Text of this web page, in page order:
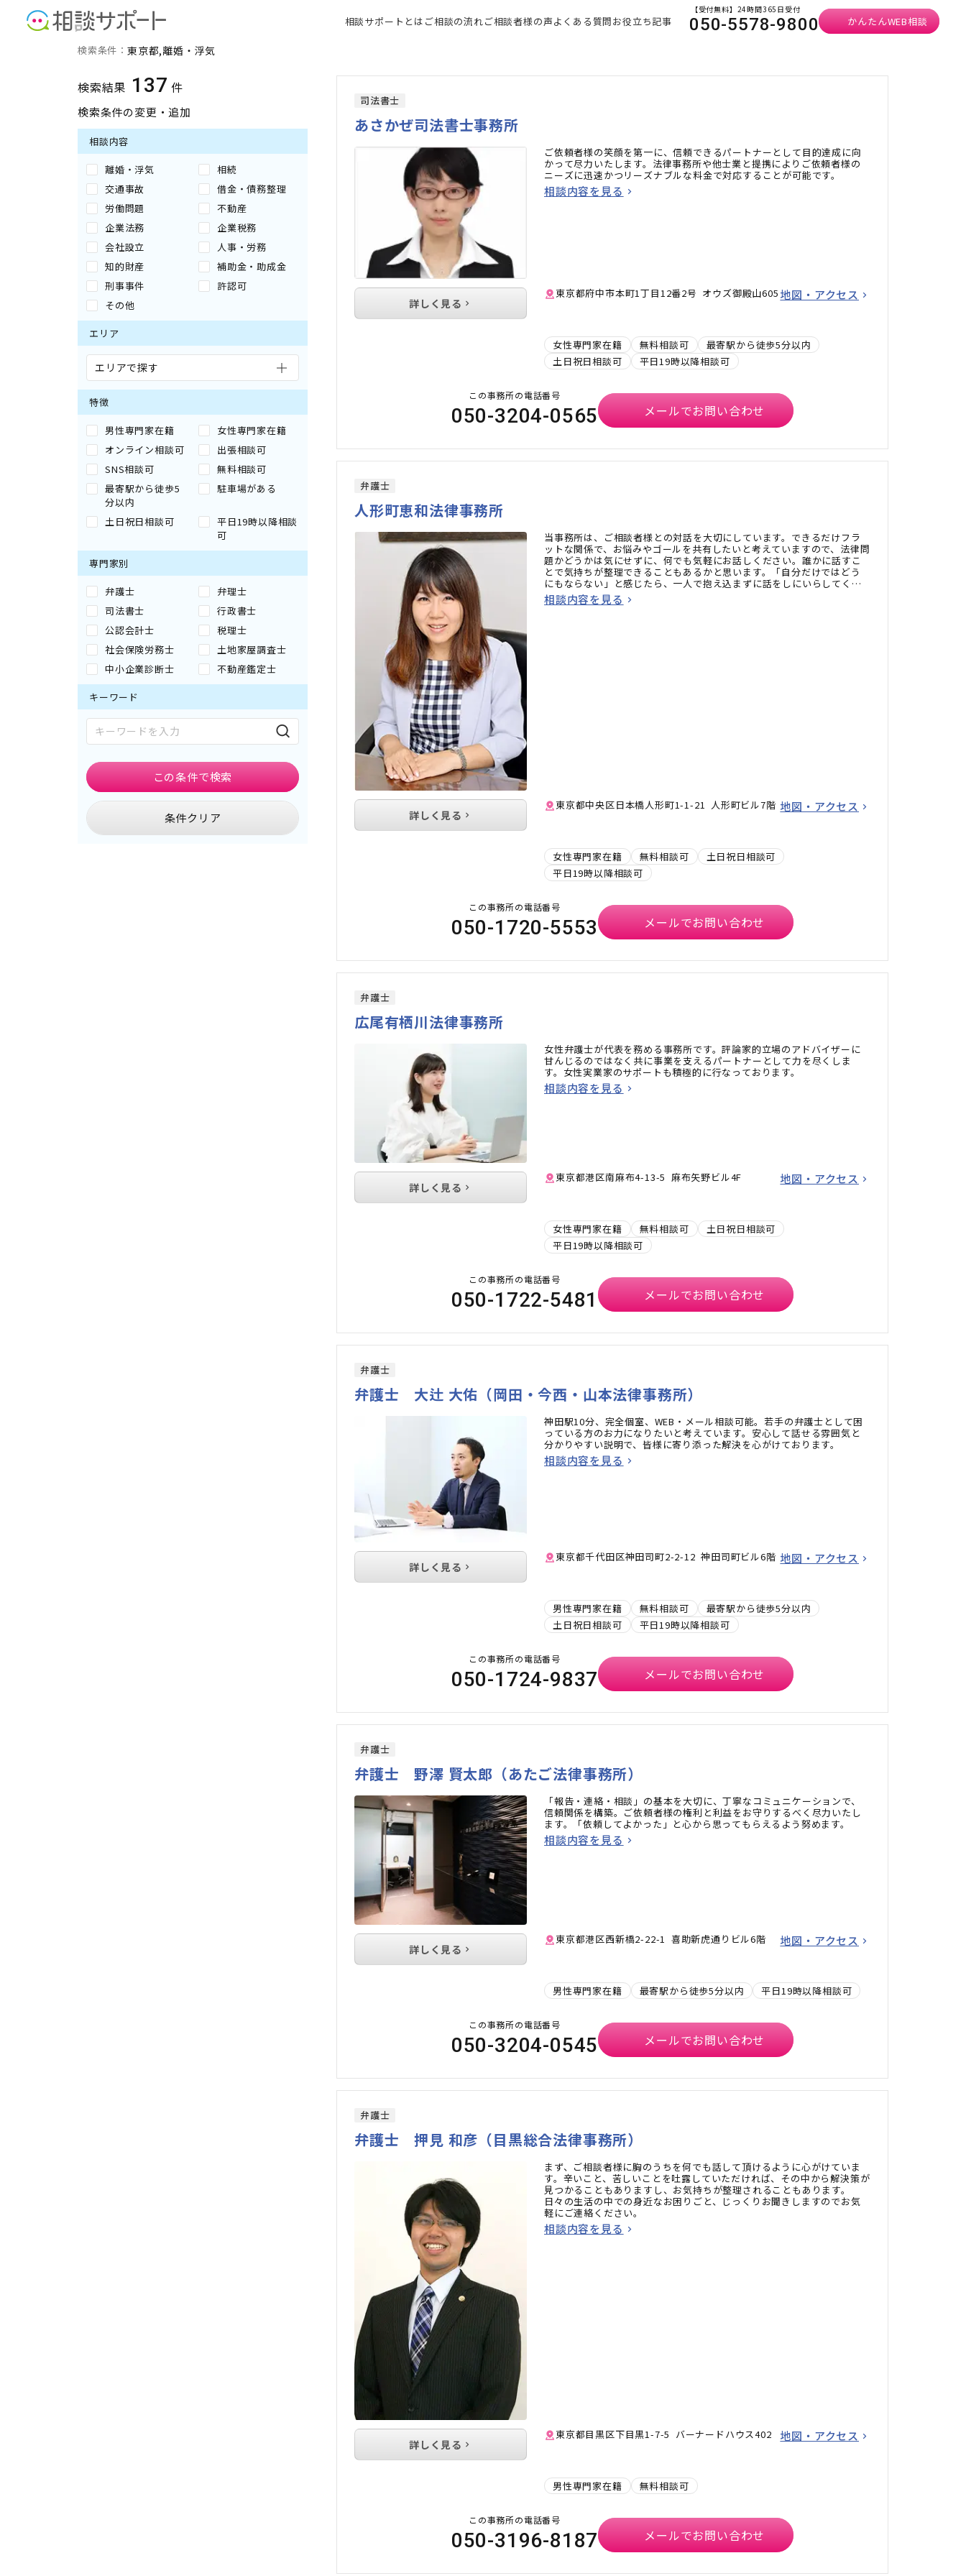
相談サポートとは ご相談の流れご相談者様の声よくある質問お役立ち記事
【受付無料】24時間365日受付
050-5578-9800 かんたんWEB相談
東京都の離婚・浮気に強い専門家の検索結果
検索条件： 東京都 離婚・浮気
検索結果 137 件
検索条件の変更・追加
相談内容
離婚・浮気
相続
交通事故
借金・債務整理
労働問題
不動産
企業法務
企業税務
会社設立
人事・労務
知的財産
補助金・助成金
刑事事件
許認可
その他
エリア
エリアで探す
特徴
男性専門家在籍
女性専門家在籍
オンライン相談可
出張相談可
SNS相談可
無料相談可
最寄駅から徒歩5
分以内
駐車場がある
土日祝日相談可
平日19時以降相談
可
専門家別
弁護士
弁理士
司法書士
行政書士
公認会計士
税理士
社会保険労務士
土地家屋調査士
中小企業診断士
不動産鑑定士
キーワード
条件クリア
この条件で検索
司法書士
あさかぜ司法書士事務所
ご依頼者様の笑顔を第一に、信頼できるパートナーとして目的達成に向
かって尽力いたします。法律事務所や他士業と提携によりご依頼者様の
ニーズに迅速かつリーズナブルな料金で対応することが可能です。
相談内容を見る
東京都府中市本町1丁目12番2号 オウズ御殿山605 地図・アクセス
女性専門家在籍 無料相談可
最寄駅から徒歩5分以内
土日祝日相談可
平日19時以降相談可
詳しく見る
この事務所の電話番号
050-3204-0565 メールでお問い合わせ
弁護士
人形町恵和法律事務所
当事務所は、ご相談者様との対話を大切にしています。できるだけフラ
ットな関係で、お悩みやゴールを共有したいと考えていますので、法律問
題かどうかは気にせずに、何でも気軽にお話しください。誰かに話すこ
とで気持ちが整理できることもあるかと思います。「自分だけではどう
にもならない」と感じたら、一人で抱え込まずに話をしにいらしてくだ
さい。
相談内容を見る
東京都中央区日本橋人形町1-1-21 人形町ビル7階 地図・アクセス
女性専門家在籍 無料相談可
土日祝日相談可
平日19時以降相談可
詳しく見る
この事務所の電話番号
050-1720-5553 メールでお問い合わせ
弁護士
広尾有栖川法律事務所
女性弁護士が代表を務める事務所です。評論家的立場のアドバイザーに
甘んじるのではなく共に事業を支えるパートナーとして力を尽くしま
す。女性実業家のサポートも積極的に行なっております。
相談内容を見る
東京都港区南麻布4-13-5 麻布矢野ビル4F 地図・アクセス
女性専門家在籍 無料相談可
土日祝日相談可
平日19時以降相談可
詳しく見る
この事務所の電話番号
050-1722-5481 メールでお問い合わせ
弁護士
弁護士 大辻 大佑（岡田・今西・山本法律事務所）
神田駅10分、完全個室、WEB・メール相談可能。若手の弁護士として困
っている方のお力になりたいと考えています。安心して話せる雰囲気と
分かりやすい説明で、皆様に寄り添った解決を心がけております。
相談内容を見る
東京都千代田区神田司町2-2-12 神田司町ビル6階 地図・アクセス
男性専門家在籍 無料相談可
最寄駅から徒歩5分以内
土日祝日相談可
平日19時以降相談可
詳しく見る
この事務所の電話番号
050-1724-9837 メールでお問い合わせ
弁護士
弁護士 野澤 賢太郎（あたご法律事務所）
「報告・連絡・相談」の基本を大切に、丁寧なコミュニケーションで、
信頼関係を構築。ご依頼者様の権利と利益をお守りするべく尽力いたし
ます。「依頼してよかった」と心から思ってもらえるよう努めます。
相談内容を見る
東京都港区西新橋2-22-1 喜助新虎通りビル6階 地図・アクセス
男性専門家在籍 最寄駅から徒歩5分以内 平日19時以降相談可
詳しく見る
この事務所の電話番号
050-3204-0545 メールでお問い合わせ
弁護士
弁護士 押見 和彦（目黒総合法律事務所）
まず、ご相談者様に胸のうちを何でも話して頂けるように心がけていま
す。辛いこと、苦しいことを吐露していただければ、その中から解決策が
見つかることもありますし、お気持ちが整理されることもあります。
日々の生活の中での身近なお困りごと、じっくりお聞きしますのでお気
軽にご連絡ください。
相談内容を見る
東京都目黒区下目黒1-7-5 バーナードハウス402 地図・アクセス
男性専門家在籍 無料相談可
詳しく見る
この事務所の電話番号
050-3196-8187 メールでお問い合わせ